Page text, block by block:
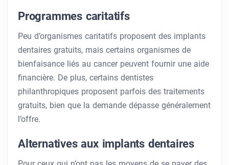
Programmes caritatifs
Peu d’organismes caritatifs proposent des implants
dentaires gratuits, mais certains organismes de
bienfaisance liés au cancer peuvent fournir une aide
financière. De plus, certains dentistes
philanthropiques proposent parfois des traitements
gratuits, bien que la demande dépasse généralement
l’offre.
Alternatives aux implants dentaires